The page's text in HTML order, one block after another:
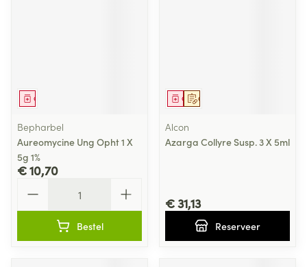
Geneesmiddel
Bepharbel
Aureomycine Ung Opht 1 X
5g 1%
€ 10,70
Bestel
Op voorschrift
Geneesmiddel
Alcon
Azarga Collyre Susp. 3 X 5ml
€ 31,13
Reserveer